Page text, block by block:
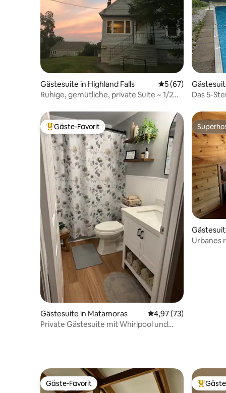
Gästesuite in Highland Falls Durchschnittliche
5 (67)
Ruhige, gemütliche, private Suite ~ 1/2
Das 5-
Beliebter Gäste-Favorit.
Gäste-Favorit
Gästesuite in Matamoras Durchschnittliche
4,97 (73)
Private Gästesuite mit Whirlpool und
Urbanes
Gäste-Favorit
Gäste-Favorit